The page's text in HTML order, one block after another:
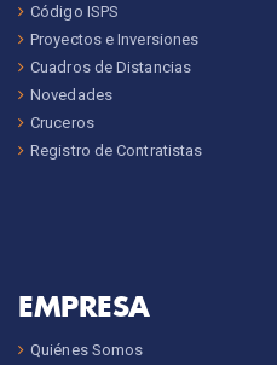
Código ISPS
Proyectos e Inversiones
Cuadros de Distancias
Novedades
Cruceros
Registro de Contratistas
EMPRESA
Quiénes Somos